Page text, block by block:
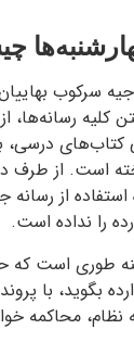
سرکوب
کلیه رسانه‌ها،
کتاب‌های درسی،
است. از طرف
استفاده از
را نداده است.
طوری است که
بگوید، با
نظام، محاکمه